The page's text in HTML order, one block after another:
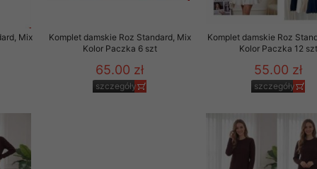
Mix
Komplet damskie Roz Standard, Mix
Kolor Paczka 6 szt
65.00 zł
szczegóły
Komplet damskie Roz
Kolor Paczka 12 szt
55.00 zł
szczegóły
na komputerze Klienta
naszej oferty do
internetowej
tych plików
na komputerze